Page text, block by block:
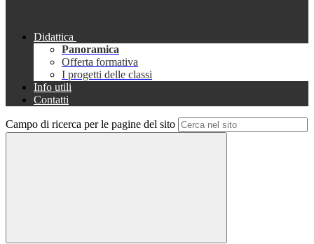
Didattica
Panoramica
Offerta formativa
I progetti delle classi
Info utili
Contatti
Campo di ricerca per le pagine del sito